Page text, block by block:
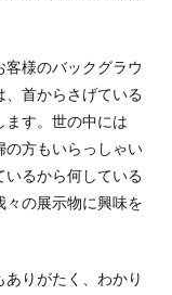
様のバックグラウ
、首からさげている
ます。世の中には
の方もいらっしゃい
いるから何している
の展示物に興味を
りがたく、わかり